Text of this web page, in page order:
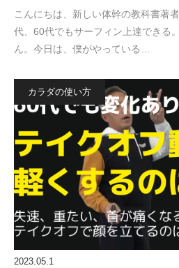
こんにちは、新しい体幹の教科書著
代、60代でもサーフィン上達できる
ん。今日は、僕がやっている…
カラダの使い方
2023.05.1